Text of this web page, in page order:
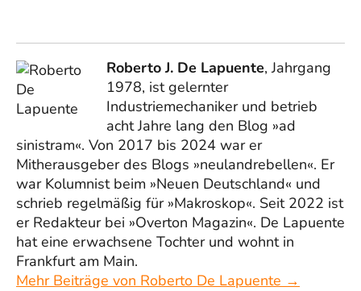
Roberto J. De Lapuente, Jahrgang
1978, ist gelernter
Industriemechaniker und betrieb
acht Jahre lang den Blog »ad
sinistram«. Von 2017 bis 2024 war er
Mitherausgeber des Blogs »neulandrebellen«. Er
war Kolumnist beim »Neuen Deutschland« und
schrieb regelmäßig für »Makroskop«. Seit 2022 ist
er Redakteur bei »Overton Magazin«. De Lapuente
hat eine erwachsene Tochter und wohnt in
Frankfurt am Main.
Mehr Beiträge von Roberto De Lapuente →